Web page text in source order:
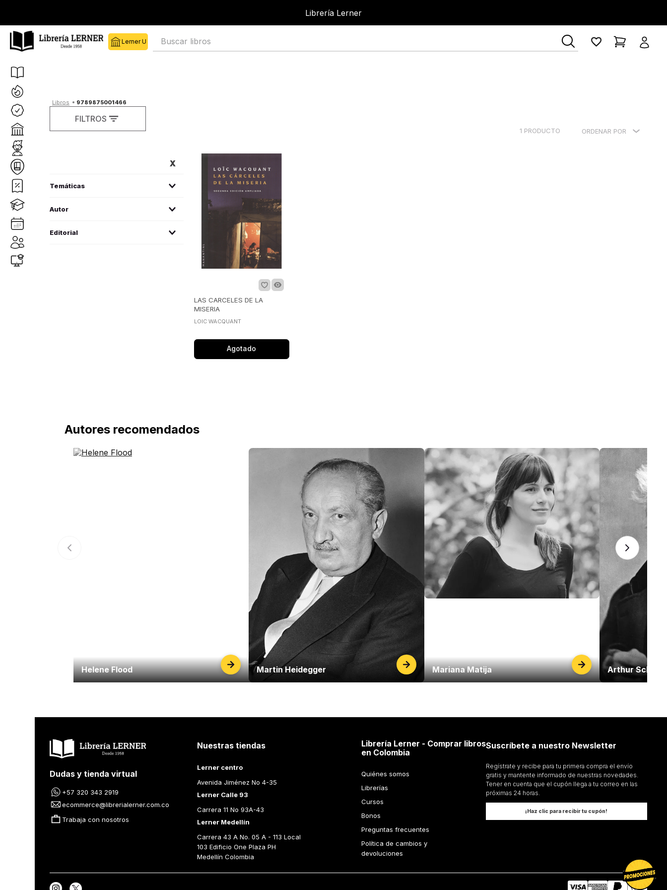
Librería Lerner
Buscar libros
9789875001466
1 PRODUCTO ORDENAR POR
FILTROS
sociología
Autor
Wacquant, Loic
Editorial
LAS CARCELES DE LA
MISERIA
LOIC WACQUANT
Agotado
Autores recomendados
Helene Flood Martin Heidegger Mariana Matija Arthur
Dudas y tienda virtual
+57 320 343 2919
ecommerce@librerialerner.com.co
Trabaja con nosotros
Nuestras tiendas
Lerner centro
Avenida Jiménez No 4-35
Lerner Calle 93
Carrera 11 No 93A-43
Lerner Medellín
Carrera 43 A No. 05 A - 113 Local
103 Edificio One Plaza PH
Medellín Colombia
Librería Lerner - Comprar libros
en Colombia
Quiénes somos
Librerías
Cursos
Bonos
Preguntas frecuentes
Política de cambios y
devoluciones
Suscríbete a nuestro Newsletter
Regístrate y recibe para tu primera compra el envío
gratis y mantente informado de nuestras novedades.
Tener en cuenta que el cupón llega a tu correo en las
próximas 24 horas.
¡Haz clic para recibir tu cupón!